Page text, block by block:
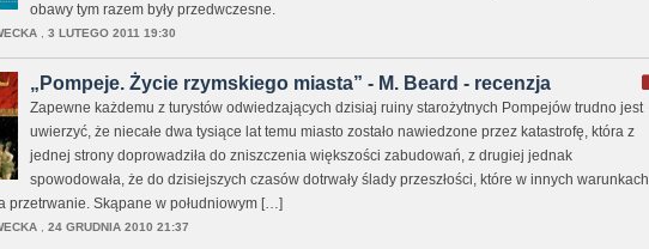
obawy tym razem były przedwczesne.
, 3 LUTEGO 2011 19:30
„Pompeje. Życie rzymskiego miasta” - M. Beard - recenzja
Zapewne każdemu z turystów odwiedzających dzisiaj ruiny starożytnych Pompejów trudno jest
uwierzyć, że niecałe dwa tysiące lat temu miasto zostało nawiedzone przez katastrofę, która z
jednej strony doprowadziła do zniszczenia większości zabudowań, z drugiej jednak
spowodowała, że do dzisiejszych czasów dotrwały ślady przeszłości, które w innych warunkach
przetrwanie. Skąpane w południowym […]
, 24 GRUDNIA 2010 21:37